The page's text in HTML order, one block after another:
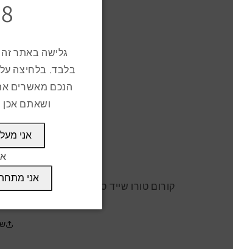
הנכם מאשרים
ושאתם אכן
אני מעל
אני מתחת
הקטן
כמות
טורו
שייד
מוכן
קורום טורו שייד סיגר בודד במידה טורו טבעת: 50 אורך: 152 מ'מ מיוצר